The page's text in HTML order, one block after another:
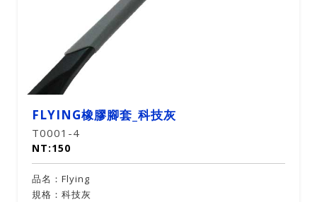
FLYING橡膠腳套_科技灰
T0001-4
NT:150
品名：Flying
規格：科技灰